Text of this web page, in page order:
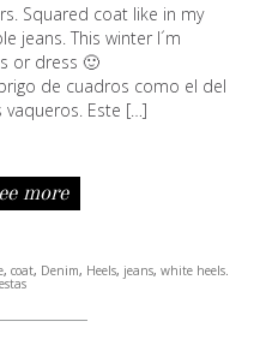
Squared coat like in my
jeans. This winter I´m
or dress 🙂
de cuadros como el del
Este […]
more
, coat, Denim, Heels, jeans, white heels.